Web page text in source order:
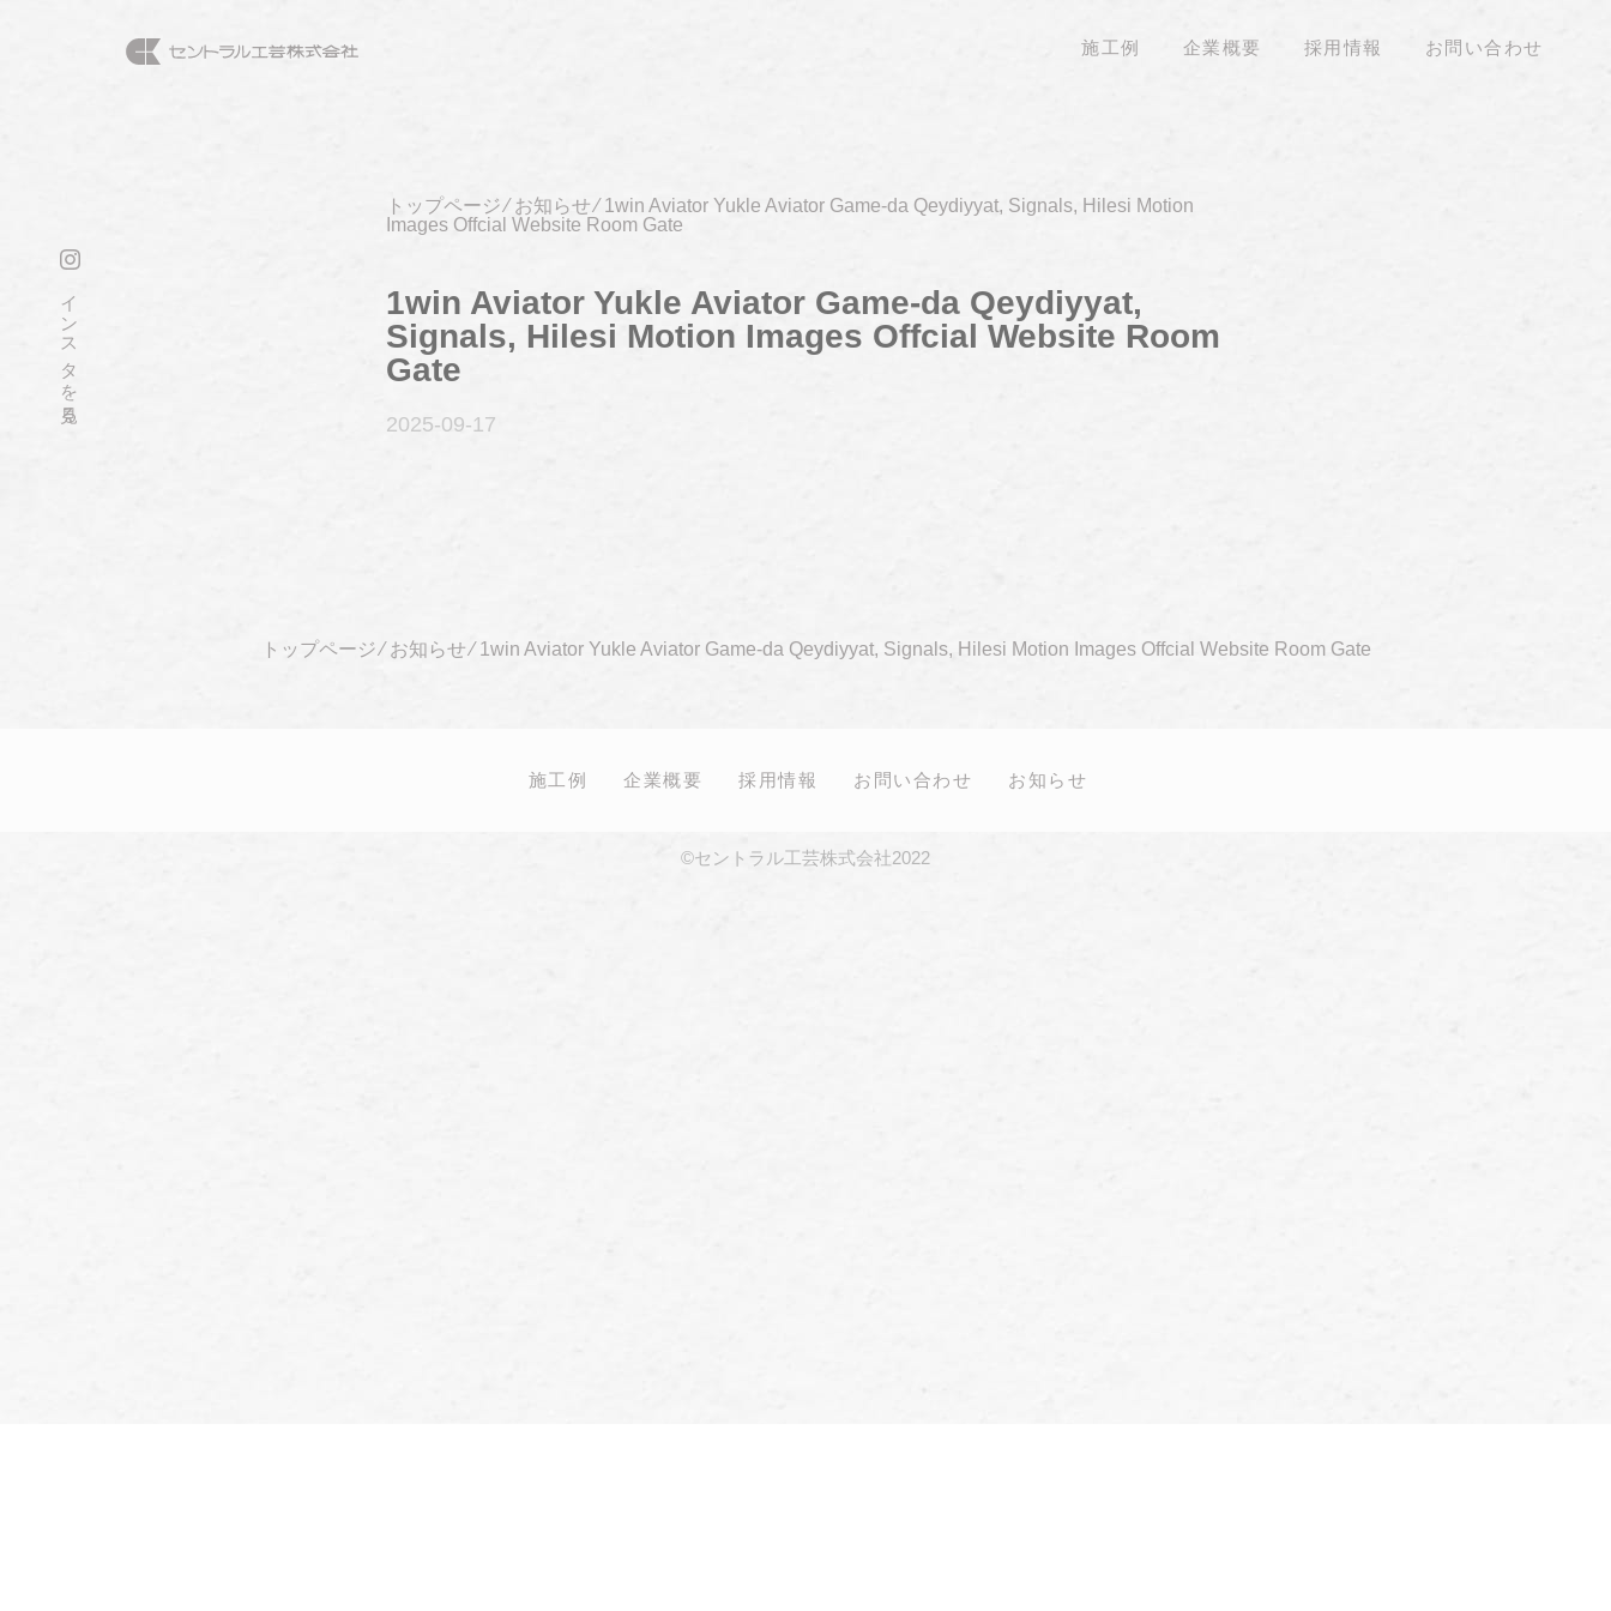
施工例 企業概要 採用情報 お問い合わせ
インスタを見る
トップページ⁄ お知らせ⁄1win Aviator Yukle Aviator Game-da Qeydiyyat, Signals, Hilesi Motion
Images Offcial Website Room Gate
1win Aviator Yukle Aviator Game-da Qeydiyyat,
Signals, Hilesi Motion Images Offcial Website Room
Gate
2025-09-17
トップページ⁄ お知らせ⁄1win Aviator Yukle Aviator Game-da Qeydiyyat, Signals, Hilesi Motion Images Offcial Website Room Gate
施工例 企業概要 採用情報 お問い合わせ お知らせ
©セントラル工芸株式会社2022